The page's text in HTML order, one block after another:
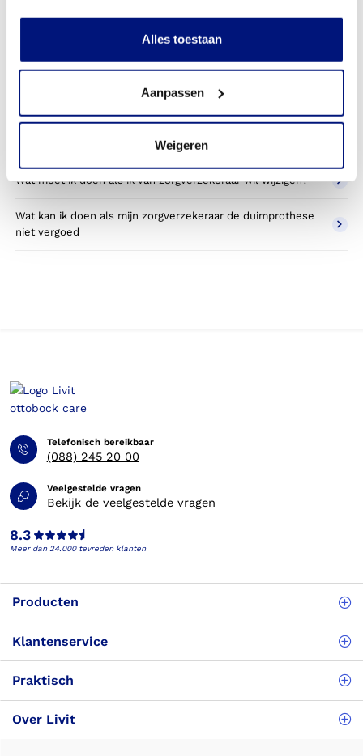
Alles toestaan
Aanpassen
Weigeren
Kan ik een reserve duimprothese vergoed krijgen?
Wat valt er binnen de vergoeding van een duimprothese?
Wordt een duimprothese die ik gebruik voor sporten
Betaal ik een eigen bijdrage voor de duimprothese?
Wat moet ik doen als ik van zorgverzekeraar wil wijzigen?
Wat kan ik doen als mijn zorgverzekeraar de duimprothese
niet vergoed
Telefonisch bereikbaar
(088) 245 20 00
Veelgestelde vragen
Bekijk de veelgestelde vragen
8.3
Meer dan 24.000 tevreden klanten
Producten
Klantenservice
Praktisch
Over Livit